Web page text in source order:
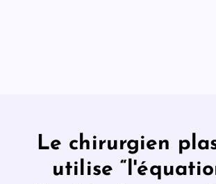
Le chirurgien
utilise